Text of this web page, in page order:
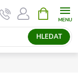
HLEDAT
NÁKUPNÍ
KOŠÍK